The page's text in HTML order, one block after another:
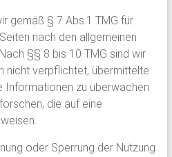
gemäß § 7 Abs.1 TMG für
nach den allgemeinen
§§ 8 bis 10 TMG sind wir
nicht verpflichtet, übermittelte
zu überwachen
die auf eine
oder Sperrung der Nutzung